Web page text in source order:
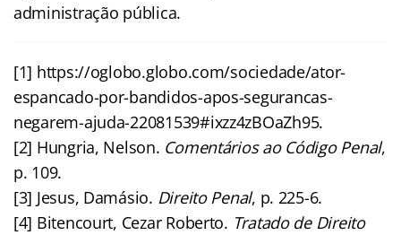
administração pública.
[1] https://oglobo.globo.com/sociedade/ator-
espancado-por-bandidos-apos-segurancas-
negarem-ajuda-22081539#ixzz4zBOaZh95.
[2] Hungria, Nelson. Comentários ao Código Penal,
p. 109.
[3] Jesus, Damásio. Direito Penal, p. 225-6.
[4] Bitencourt, Cezar Roberto. Tratado de Direito